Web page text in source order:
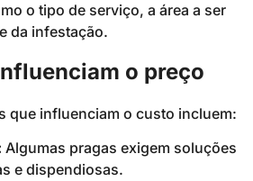
o tipo de serviço, a área a ser
da infestação.
o preço
que influenciam o custo incluem:
Algumas pragas exigem soluções
e dispendiosas.